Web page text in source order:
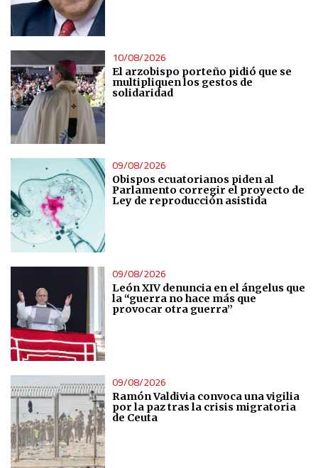
10/08/2026
El arzobispo porteño pidió que se
multipliquen los gestos de
solidaridad
09/08/2026
Obispos ecuatorianos piden al
Parlamento corregir el proyecto de
Ley de reproducción asistida
09/08/2026
León XIV denuncia en el ángelus que
la “guerra no hace más que
provocar otra guerra”
09/08/2026
Ramón Valdivia convoca una vigilia
por la paz tras la crisis migratoria
de Ceuta